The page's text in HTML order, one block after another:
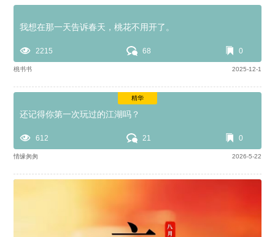
我想在那一天告诉春天，桃花不用开了。
2215 68 0
桃书书 2025-12-1
精华
还记得你第一次玩过的江湖吗？
612 21 0
情缘匆匆 2026-5-22